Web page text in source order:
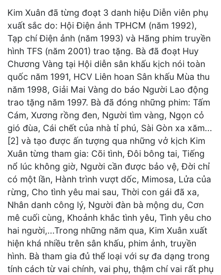
Kim Xuân đã từng đoạt 3 danh hiệu Diễn viên phụ
xuất sắc do: Hội Điện ảnh TPHCM (năm 1992),
Tạp chí Điện ảnh (năm 1993) và Hãng phim truyền
hình TFS (năm 2001) trao tặng. Bà đã đoạt Huy
Chương Vàng tại Hội diễn sân khấu kịch nói toàn
quốc năm 1991, HCV Liên hoan Sân khấu Mùa thu
năm 1998, Giải Mai Vàng do báo Người Lao động
trao tặng năm 1997. Bà đã đóng những phim: Tấm
Cám, Xương rồng đen, Người tìm vàng, Ngọn cỏ
gió đùa, Cái chết của nhà tỉ phú, Sài Gòn xa xăm...
[2] và tạo được ấn tượng qua những vở kịch Kim
Xuân từng tham gia: Cõi tình, Đôi bông tai, Tiếng
nổ lúc không giờ, Người cần được bảo vệ, Đời chỉ
có một lần, Hành trình vượt dốc, Mimosa, Lửa của
rừng, Cho tình yêu mai sau, Thời con gái đã xa,
Nhân danh công lý, Người đàn bà mộng du, Cơn
mê cuối cùng, Khoảnh khắc tình yêu, Tình yêu cho
hai người,...Trong những năm qua, Kim Xuân xuất
hiện khá nhiều trên sân khấu, phim ảnh, truyền
hình. Bà tham gia đủ thể loại với sự đa dạng trong
tính cách từ vai chính, vai phụ, thậm chí vai rất phụ